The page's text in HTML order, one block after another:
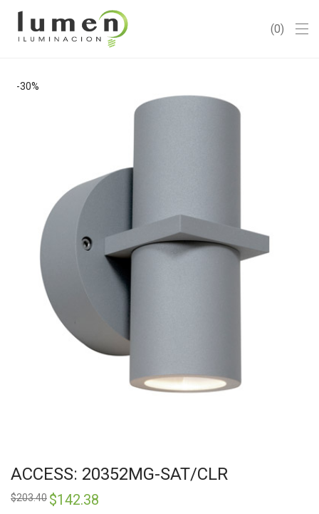
0
-30%
ACCESS: 20352MG-SAT/CLR
$203.40 Original
price
$142.38